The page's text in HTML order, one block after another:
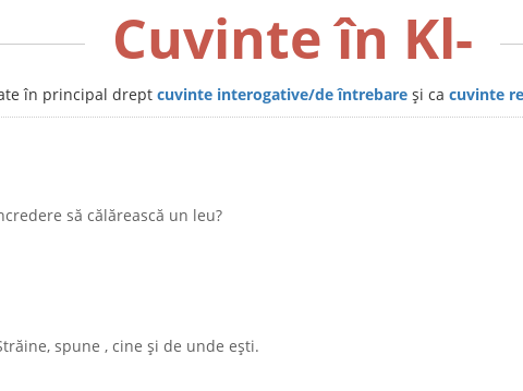
Cuvinte în Kl-
în principal drept cuvinte interogative/de întrebare și ca cuvinte
să călărească un leu?
spune , cine și de unde ești.